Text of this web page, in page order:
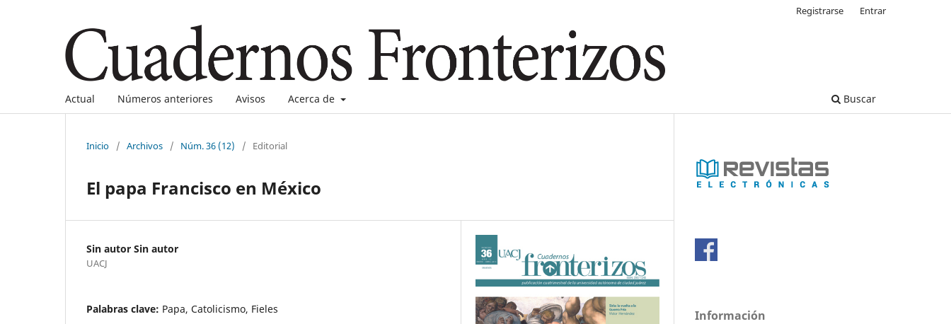
Actual Números anteriores Avisos Acerca de Buscar
Registrarse Entrar
Inicio / Archivos / Núm. 36 (12) / Editorial
El papa Francisco en México
Sin autor Sin autor
UACJ
Palabras clave: Papa, Catolicismo, Fieles Información